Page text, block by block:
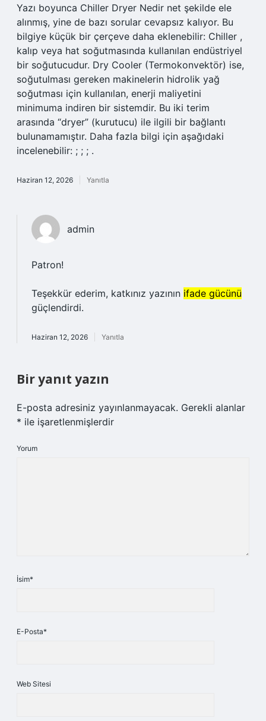
Yazı boyunca Chiller Dryer Nedir net şekilde ele
alınmış, yine de bazı sorular cevapsız kalıyor. Bu
bilgiye küçük bir çerçeve daha eklenebilir: Chiller ,
kalıp veya hat soğutmasında kullanılan endüstriyel
bir soğutucudur. Dry Cooler (Termokonvektör) ise,
soğutulması gereken makinelerin hidrolik yağ
soğutması için kullanılan, enerji maliyetini
minimuma indiren bir sistemdir. Bu iki terim
arasında “dryer” (kurutucu) ile ilgili bir bağlantı
bulunamamıştır. Daha fazla bilgi için aşağıdaki
incelenebilir: ; ; ; .
Haziran 12, 2026 Yanıtla
admin
Patron!
Teşekkür ederim, katkınız yazının ifade gücünü
güçlendirdi.
Haziran 12, 2026 Yanıtla
Bir yanıt yazın
E-posta adresiniz yayınlanmayacak. Gerekli alanlar
* ile işaretlenmişlerdir
Yorum
İsim*
E-Posta*
Web Sitesi